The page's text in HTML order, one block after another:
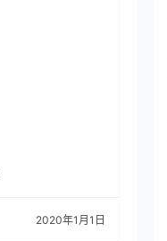
2020年1月1日